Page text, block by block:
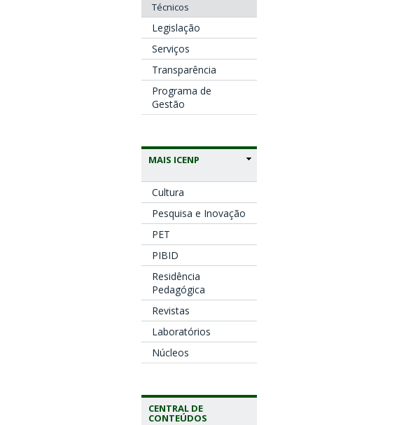
Técnicos
Legislação
Serviços
Transparência
Programa de
Gestão
MAIS ICENP
Cultura
Pesquisa e Inovação
PET
PIBID
Residência
Pedagógica
Revistas
Laboratórios
Núcleos
CENTRAL DE
CONTEÚDOS